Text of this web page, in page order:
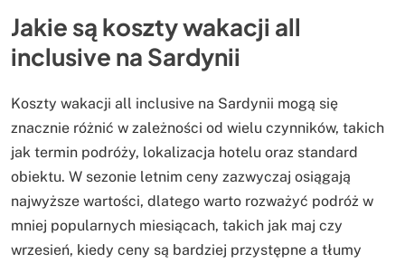
Jakie są koszty wakacji all
inclusive na Sardynii
Koszty wakacji all inclusive na Sardynii mogą się
znacznie różnić w zależności od wielu czynników, takich
jak termin podróży, lokalizacja hotelu oraz standard
obiektu. W sezonie letnim ceny zazwyczaj osiągają
najwyższe wartości, dlatego warto rozważyć podróż w
mniej popularnych miesiącach, takich jak maj czy
wrzesień, kiedy ceny są bardziej przystępne a tłumy